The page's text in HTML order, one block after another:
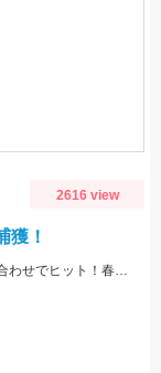
2616 view
獲！
ジグヘッド14ｇ＋一誠キャラメルシャッド3.5の組み合わせでヒット！春の駿河湾サーフはマゴチ、ヒラメ、マダイ、青物など魚種が超豊富！